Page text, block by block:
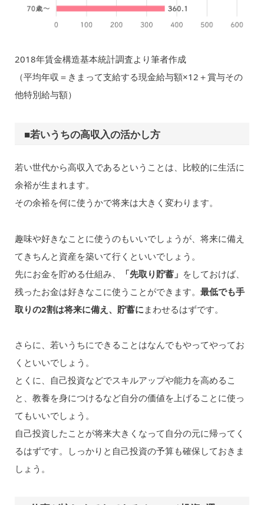
2018年賃金構造基本統計調査より筆者作成
（平均年収＝きまって支給する現金給与額×12＋賞与その
他特別給与額）
■若いうちの高収入の活かし方
若い世代から高収入であるということは、比較的に生活に
余裕が生まれます。
その余裕を何に使うかで将来は大きく変わります。
趣味や好きなことに使うのもいいでしょうが、将来に備え
てきちんと資産を築いて行くといいでしょう。
先にお金を貯める仕組み、
「先取り貯蓄」 をしておけば、
残ったお金は好きなこに使うことができます。 最低でも手
取りの2割は将来に備え、貯蓄に まわせるはずです。
さらに、若いうちにできることはなんでもやってやってお
くといいでしょう。
とくに、自己投資などでスキルアップや能力を高めるこ
と、教養を身につけるなど自分の価値を上げることに使っ
てもいいでしょう。
自己投資したことが将来大きくなって自分の元に帰ってく
るはずです。しっかりと自己投資の予算も確保しておきま
しょう。